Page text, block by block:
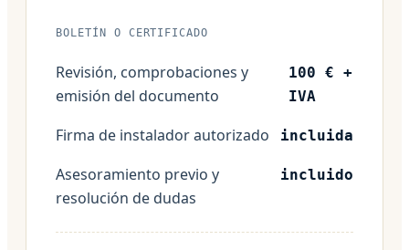
BOLETÍN O CERTIFICADO
Revisión, comprobaciones y
emisión del documento
100 € +
IVA
Firma de instalador autorizado incluida
Asesoramiento previo y
resolución de dudas
incluido